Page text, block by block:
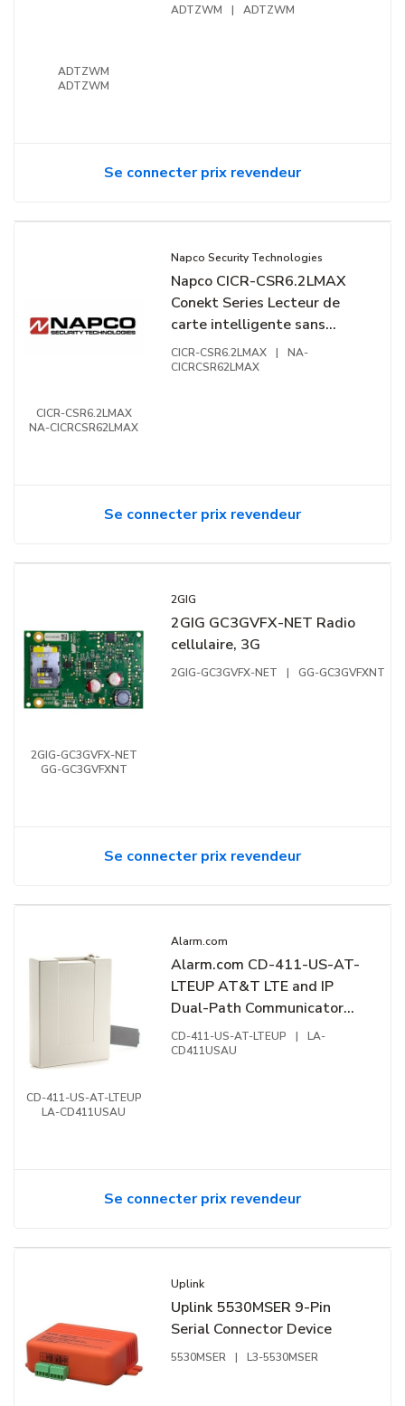
ADTZWM
ADTZWM
ADTZWM | ADTZWM
Se connecter prix revendeur
CICR-CSR6.2LMAX
NA-CICRCSR62LMAX
Napco Security Technologies
Napco CICR-CSR6.2LMAX
Conekt Series Lecteur de
carte intelligente sans
contact, 13,56 MHz, prêt
mobile, montage sur
CICR-CSR6.2LMAX |
NA-
CICRCSR62LMAX
Se connecter prix revendeur
2GIG-GC3GVFX-NET
GG-GC3GVFXNT
2GIG
2GIG GC3GVFX-NET Radio
cellulaire, 3G
2GIG-GC3GVFX-NET | GG-GC3GVFXNT
Se connecter prix revendeur
CD-411-US-AT-LTEUP
LA-CD411USAU
Alarm.com
Alarm.com CD-411-US-AT-
LTEUP AT&T LTE and IP
Dual-Path Communicator
for Interlogix Concord 4
CD-411-US-AT-LTEUP |
LA-
CD411USAU
Se connecter prix revendeur
Uplink
Uplink 5530MSER 9-Pin
Serial Connector Device
5530MSER | L3-5530MSER